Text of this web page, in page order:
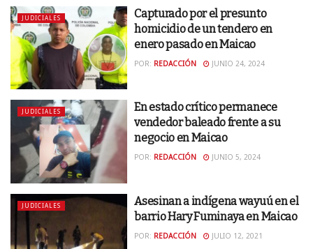
JUDICIALES
Capturado por el presunto
homicidio de un tendero en
enero pasado en Maicao
POR: REDACCIÓN JUNIO 24, 2024
JUDICIALES
En estado crítico permanece
vendedor baleado frente a su
negocio en Maicao
POR: REDACCIÓN JUNIO 5, 2024
JUDICIALES
Asesinan a indígena wayuú en el
barrio Hary Fuminaya en Maicao
POR: REDACCIÓN JULIO 12, 2021